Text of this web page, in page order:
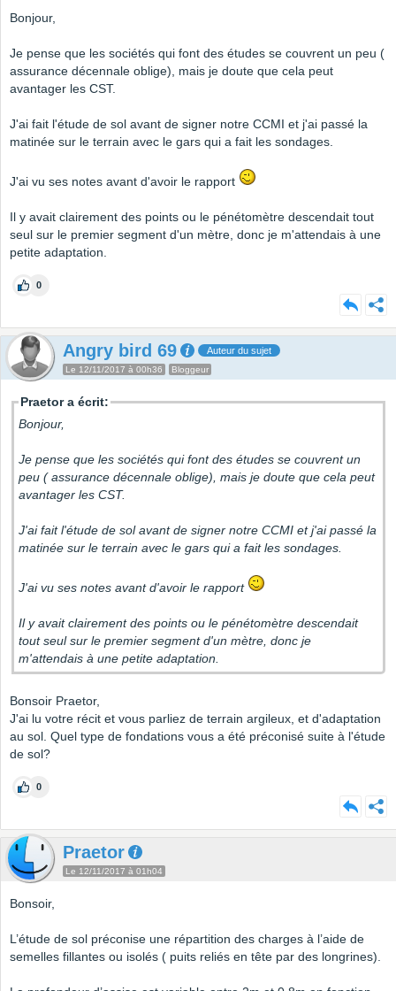
Bonjour,
Je pense que les sociétés qui font des études se couvrent un peu (
assurance décennale oblige), mais je doute que cela peut
avantager les CST.
J'ai fait l'étude de sol avant de signer notre CCMI et j'ai passé la
matinée sur le terrain avec le gars qui a fait les sondages.
J'ai vu ses notes avant d'avoir le rapport
Il y avait clairement des points ou le pénétomètre descendait tout
seul sur le premier segment d'un mètre, donc je m'attendais à une
petite adaptation.
0
Angry bird 69 Auteur du sujet
Le 12/11/2017 à 00h36 Bloggeur
Praetor a écrit:
Bonjour,
Je pense que les sociétés qui font des études se couvrent un
peu ( assurance décennale oblige), mais je doute que cela peut
avantager les CST.
J'ai fait l'étude de sol avant de signer notre CCMI et j'ai passé la
matinée sur le terrain avec le gars qui a fait les sondages.
J'ai vu ses notes avant d'avoir le rapport
Il y avait clairement des points ou le pénétomètre descendait
tout seul sur le premier segment d'un mètre, donc je
m'attendais à une petite adaptation.
Bonsoir Praetor,
J'ai lu votre récit et vous parliez de terrain argileux, et d'adaptation
au sol. Quel type de fondations vous a été préconisé suite à l'étude
de sol?
0
Praetor
Le 12/11/2017 à 01h04
Bonsoir,
L’étude de sol préconise une répartition des charges à l’aide de
semelles fillantes ou isolés ( puits reliés en tête par des longrines).